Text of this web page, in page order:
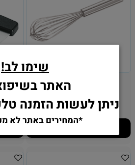
₪15.90
שימו לב!
האתר
ניתן לעשות הזמנה
*המחירים באתר לא